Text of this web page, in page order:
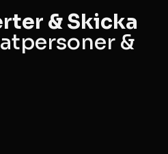
& Skicka
&